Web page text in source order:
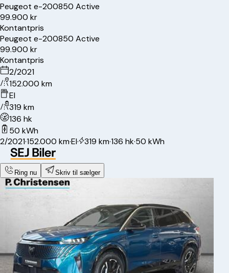
Peugeot e-200850 Active
99.900 kr
Kontantpris
Peugeot e-200850 Active
99.900 kr
Kontantpris
2/2021
152.000 km
El
319 km
136 hk
50 kWh
2/2021·152.000 km·El· 319 km·136 hk·50 kWh
Ring nu Skriv til sælger